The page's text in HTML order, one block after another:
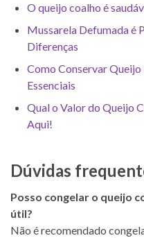
O queijo coalho é
Mussarela Defumada é
Diferenças
Como Conservar
Essenciais
Qual o Valor do Queijo
Aqui!
Dúvidas
Posso congelar o queijo
útil?
Não é recomendado